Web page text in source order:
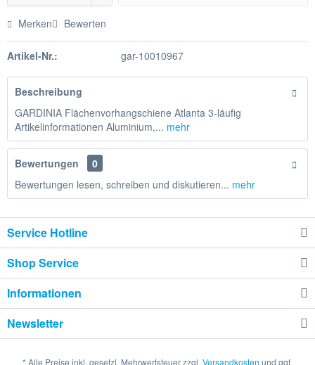
Merken Bewerten
Artikel-Nr.: gar-10010967
Beschreibung
GARDINIA Flächenvorhangschiene Atlanta 3-läufig
Artikelinformationen Aluminium,... mehr
Bewertungen
0
Bewertungen lesen, schreiben und diskutieren... mehr
Service Hotline
Shop Service
Informationen
Newsletter
* Alle Preise inkl. gesetzl. Mehrwertsteuer zzgl. Versandkosten und ggf.